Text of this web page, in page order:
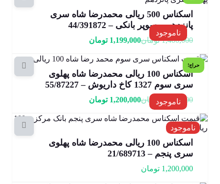
ناموجود
اسکناس 500 ریالی محمدرضا شاه سری
پانزدهم – سوپر بانکی – 44/391872
1,400,000 تومان1,199,000 تومان
حراج!
ناموجود
اسکناس 100 ریالی محمدرضا شاه پهلوی
سری سوم 1327 کاخ داریوش – 55/87227
1,400,000 تومان1,200,000 تومان
ناموجود
اسکناس 100 ریالی محمدرضا شاه پهلوی
سری پنجم – 21/689713
1,200,000 تومان